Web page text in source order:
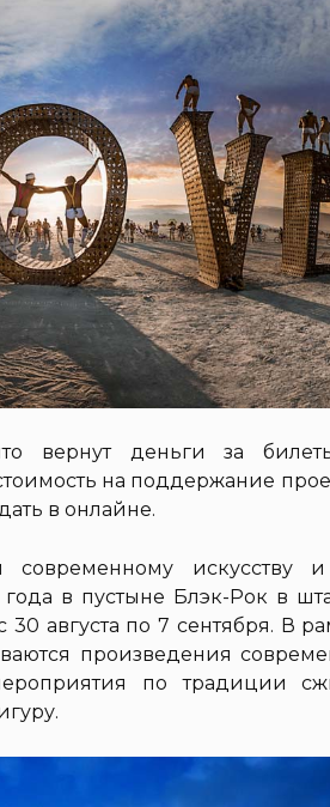
вернут деньги за
на поддержание
в онлайне.
современному искусству
в пустыне Блэк-Рок в
августа по 7 сентября. В
произведения
по традиции